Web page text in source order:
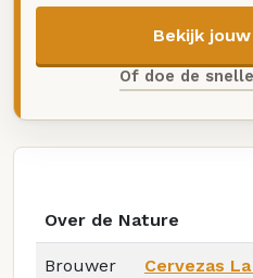
Bekijk
Of doe de
Over de Nature
Brouwer Cervezas